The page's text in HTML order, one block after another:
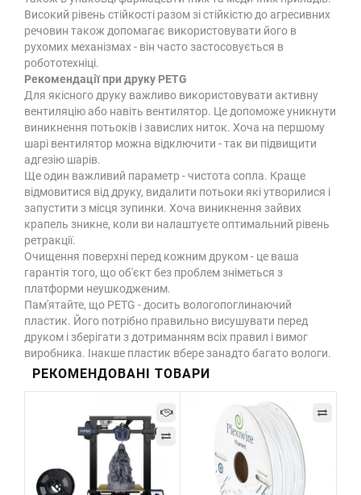
Високий рівень стійкості разом зі стійкістю до агресивних
речовин також допомагає використовувати його в
рухомих механізмах - він часто застосовується в
робототехніці.
Рекомендації при друку PETG
Для якісного друку важливо використовувати активну
вентиляцію або навіть вентилятор. Це допоможе уникнути
виникнення потьоків і завислих ниток. Хоча на першому
шарі вентилятор можна відключити - так ви підвищити
адгезію шарів.
Ще один важливий параметр - чистота сопла. Краще
відмовитися від друку, видалити потьоки які утворилися і
запустити з місця зупинки. Хоча виникнення зайвих
крапель зникне, коли ви налаштуєте оптимальний рівень
ретракції.
Очищення поверхні перед кожним друком - це ваша
гарантія того, що об'єкт без проблем зніметься з
платформи неушкодженим.
Пам'ятайте, що PETG - досить вологопоглинаючий
пластик. Його потрібно правильно висушувати перед
друком і зберігати з дотриманням всіх правил і вимог
виробника. Інакше пластик вбере занадто багато вологи.
РЕКОМЕНДОВАНІ ТОВАРИ